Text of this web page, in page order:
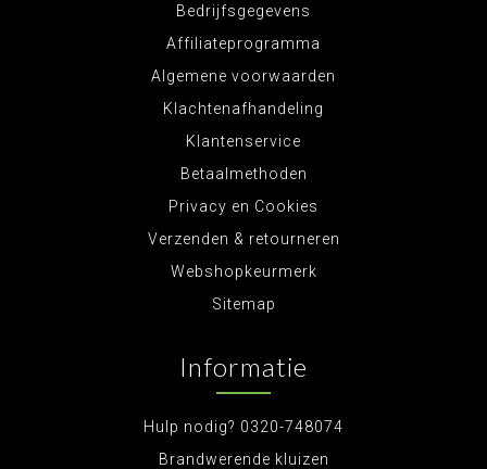
Bedrijfsgegevens
Affiliateprogramma
Algemene voorwaarden
Klachtenafhandeling
Klantenservice
Betaalmethoden
Privacy en Cookies
Verzenden & retourneren
Webshopkeurmerk
Sitemap
Informatie
Hulp nodig? 0320-748074
Brandwerende kluizen